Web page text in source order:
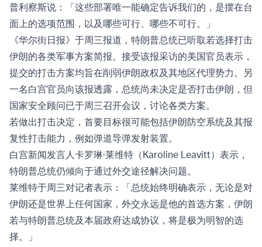
普利察斯说：「这些部署唯一能确定告诉我们的，是摆在台
面上的选项范围，以及哪些可行、哪些不可行。」
《华尔街日报》于周三报道，特朗普总统已听取若选择打击
伊朗的各类军事方案简报。接受该报采访的美国官员表示，
提交的打击方案均旨在削弱伊朗政权及其地区代理势力。另
一名白宫官员向该报透露，总统尚未决定是否打击伊朗，但
国家安全顾问已于周三召开会议，讨论各类方案。
若做出打击决定，首要目标很可能包括伊朗防空系统及其报
复性打击能力，例如弹道导弹发射装置。
白宫新闻发言人卡罗琳·莱维特（Karoline Leavitt）表示，
特朗普总统仍倾向于通过外交途径解决问题。
莱维特于周三对记者表示：「总统始终明确表示，无论是对
伊朗还是世界上任何国家，外交永远是他的首选方案，伊朗
若与特朗普总统及本届政府达成协议，将是极为明智的选
择。」